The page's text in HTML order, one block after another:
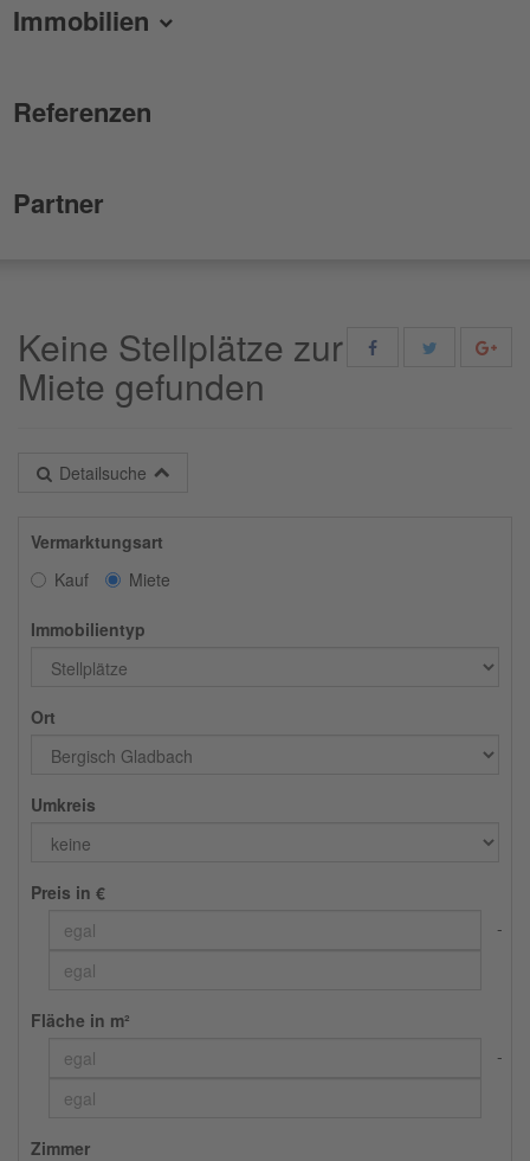
Immobilien
Referenzen
Partner
Keine Stellplätze zur
Miete gefunden
Detailsuche
Vermarktungsart
Kauf
Miete
Immobilientyp
Ort
Umkreis
Preis in €
Fläche in m²
Zimmer